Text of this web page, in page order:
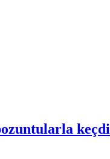
keçdi